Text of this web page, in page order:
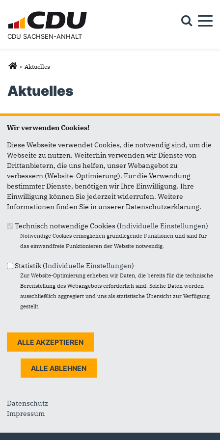
CDU SACHSEN-ANHALT
Suchformular
Sie sind hier
» Aktuelles
Aktuelles
Seiten
Fußbereich
Anschrift
CDU Sachsen-Anhalt
39104 Magdeburg
Im Web
Ministerpräsident Sven Schulze
CDU-Fraktion im Landtag
CDU Deutschlands
Impressum
Datenschutz
Sitemap
Wir verwenden Cookies!
Diese Webseite verwendet Cookies, die notwendig sind, um die
Webseite zu nutzen. Weiterhin verwenden wir Dienste von
Drittanbietern, die uns helfen, unser Webangebot zu
verbessern (Website-Optimierung). Für die Verwendung
bestimmter Dienste, benötigen wir Ihre Einwilligung. Ihre
Einwilligung können Sie jederzeit widerrufen. Weitere
Informationen finden Sie in unserer Datenschutzerklärung.
Technisch notwendige Cookies (Individuelle Einstellungen)
Notwendige Cookies ermöglichen grundlegende Funktionen und sind für
das einwandfreie Funktionieren der Website notwendig.
Statistik (Individuelle Einstellungen)
Zur Website-Optimierung erheben wir Daten, die bereits für die technische
Bereitstellung des Webangebots erforderlich sind. Solche Daten werden
ausschließlich aggregiert und uns als statistische Übersicht zur Verfügung
gestellt.
Datenschutz
Impressum